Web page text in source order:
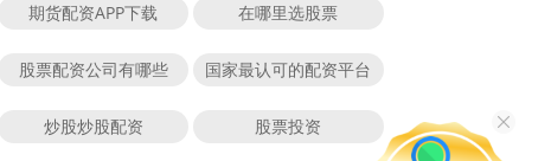
期货配资APP下载 在哪里选股票
股票配资公司有哪些 国家最认可的配资平台
炒股炒股配资 股票投资